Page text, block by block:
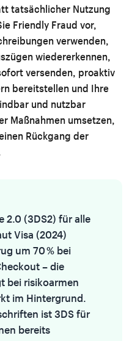
tatsächlicher Nutzung
Friendly Fraud vor,
verwenden,
wiedererkennen,
versenden, proaktiv
bereitstellen und Ihre
und nutzbar
Maßnahmen umsetzen,
Rückgang der
2.0 (3DS2) für alle
Visa (2024)
um 70 % bei
– die
bei risikoarmen
im Hintergrund.
ist 3DS für
bereits